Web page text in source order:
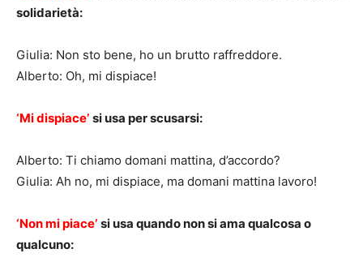
solidarietà:
Giulia: Non sto bene, ho un brutto raffreddore.
Alberto: Oh, mi dispiace!
‘Mi dispiace’ si usa per scusarsi:
Alberto: Ti chiamo domani mattina, d’accordo?
Giulia: Ah no, mi dispiace, ma domani mattina lavoro!
‘Non mi piace’ si usa quando non si ama qualcosa o
qualcuno: